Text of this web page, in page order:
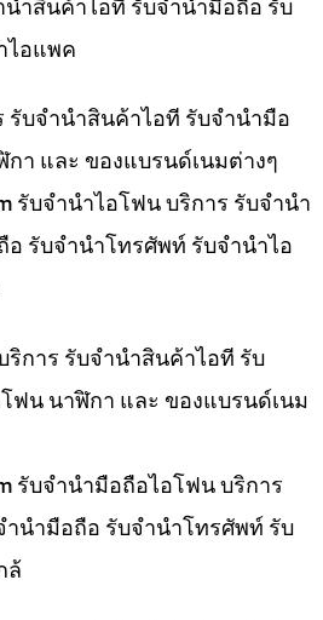
ไอแพค
รับจำนำสินค้าไอที รับจำนำมือ
า และ ของแบรนด์เนมต่างๆ
รับจำนำไอโฟน บริการ รับจำนำ
รับจำนำโทรศัพท์ รับจำนำไอ
การ รับจำนำสินค้าไอที รับ
ฟน นาฬิกา และ ของแบรนด์เนม
รับจำนำมือถือไอโฟน บริการ
นำมือถือ รับจำนำโทรศัพท์ รับ
ล้